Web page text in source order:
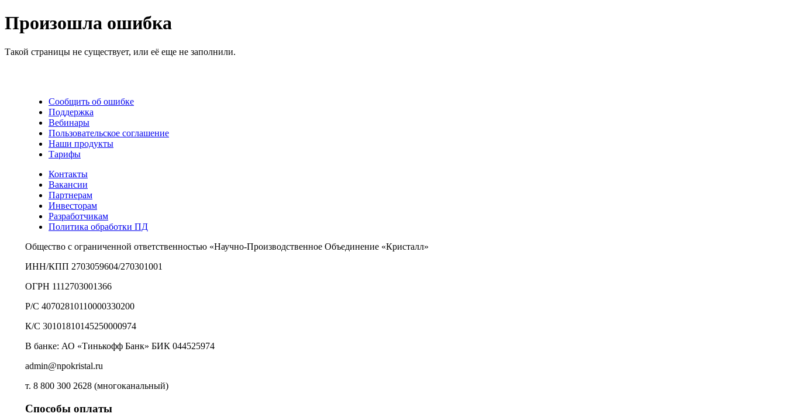
Произошла ошибка
Такой страницы не существует, или её еще не заполнили.
Сообщить об ошибке
Поддержка
Вебинары
Пользовательское соглашение
Наши продукты
Тарифы
Контакты
Вакансии
Партнерам
Инвесторам
Разработчикам
Политика обработки ПД
Общество с ограниченной ответственностью «Научно-Производственное Объединение «Кристалл»
ИНН/КПП 2703059604/270301001
ОГРН 1112703001366
Р/С 40702810110000330200
К/С 30101810145250000974
В банке: АО «Тинькофф Банк» БИК 044525974
admin@npokristal.ru
т. 8 800 300 2628 (многоканальный)
Способы оплаты